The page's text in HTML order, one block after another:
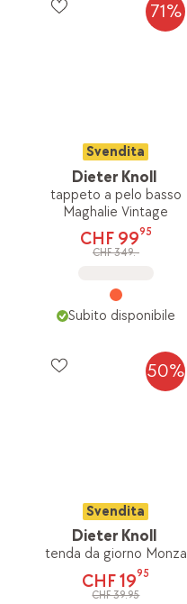
71%
Svendita
Dieter Knoll
tappeto a pelo basso
Maghalie Vintage
CHF 9995
CHF 349.-
Subito disponibile
50%
Svendita
Dieter Knoll
tenda da giorno Monza
CHF 1995
CHF 39.95